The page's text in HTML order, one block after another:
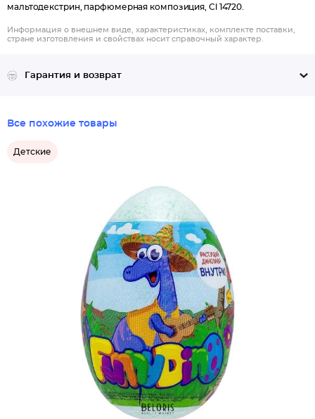
мальтодекстрин, парфюмерная композиция, Cl 14720.
Информация о внешнем виде, характеристиках, комплекте поставки,
стране изготовления и свойствах носит справочный характер.
Гарантия и возврат
Все похожие товары
Детские